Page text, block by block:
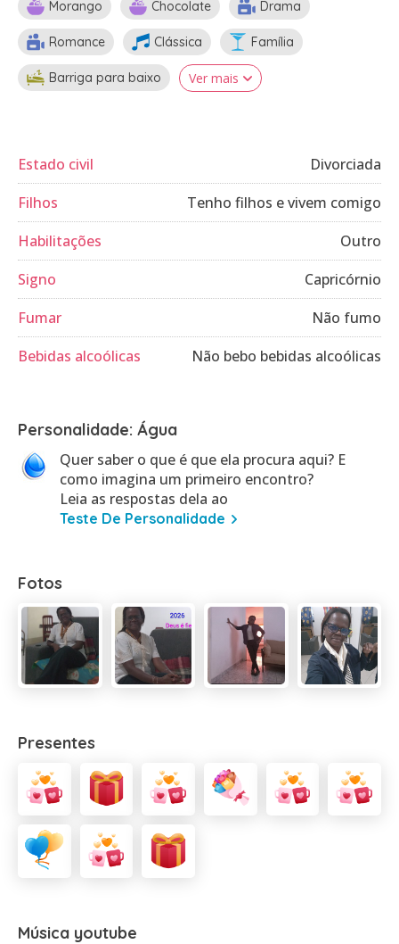
Morango Chocolate Drama
Romance Clássica Família
Barriga para baixo Ver mais
Estado civil
Divorciada
Filhos
Tenho filhos e vivem comigo
Habilitações
Outro
Signo
Capricórnio
Fumar
Não fumo
Bebidas alcoólicas
Não bebo bebidas alcoólicas
Personalidade: Água
Quer saber o que é que ela procura aqui? E
como imagina um primeiro encontro?
Leia as respostas dela ao
Teste De Personalidade
Fotos
Presentes
Música youtube